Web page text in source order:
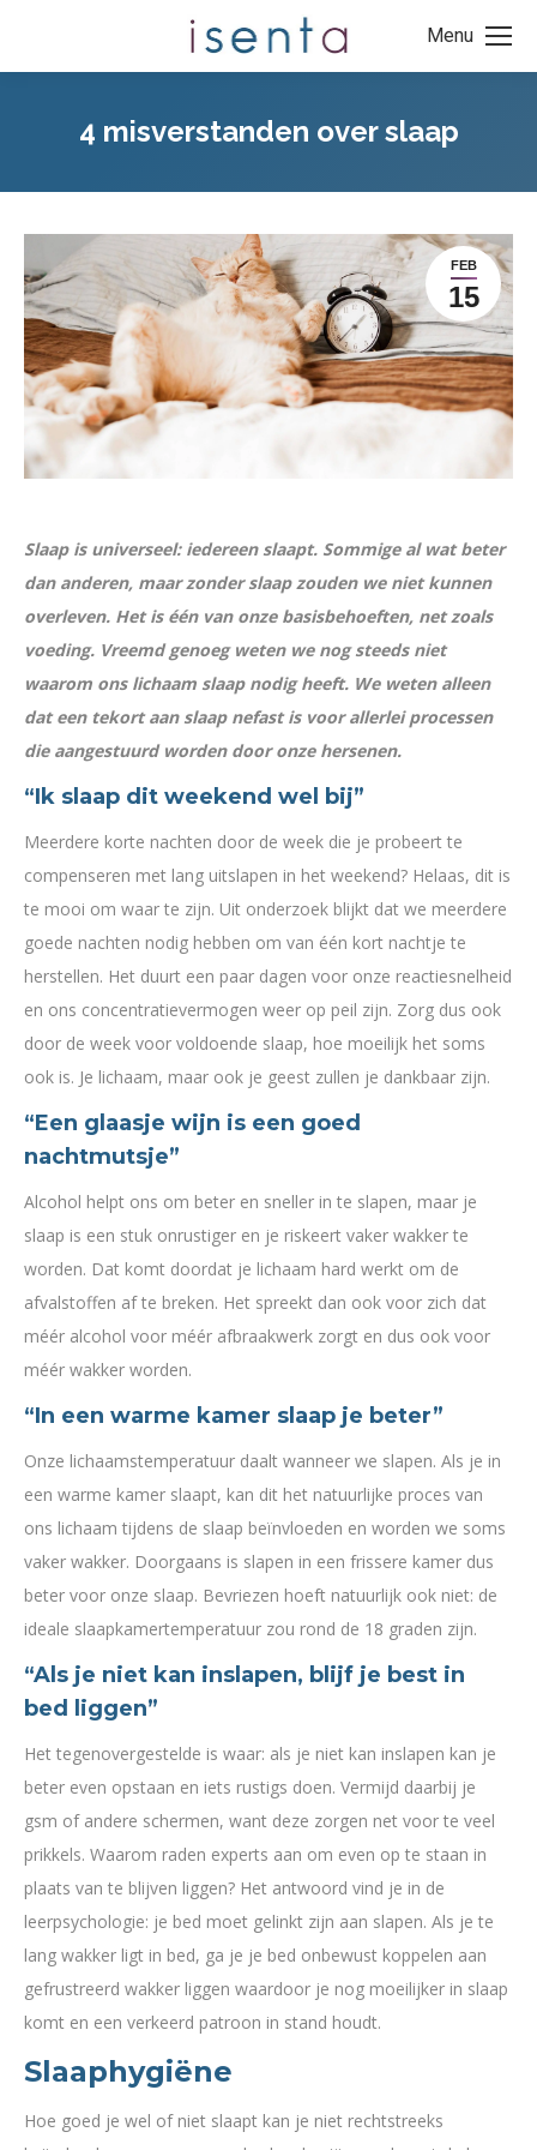
Menu
4 misverstanden over slaap
FEB
15
Slaap is universeel: iedereen slaapt. Sommige al wat beter
dan anderen, maar zonder slaap zouden we niet kunnen
overleven. Het is één van onze basisbehoeften, net zoals
voeding. Vreemd genoeg weten we nog steeds niet
waarom ons lichaam slaap nodig heeft. We weten alleen
dat een tekort aan slaap nefast is voor allerlei processen
die aangestuurd worden door onze hersenen.
“Ik slaap dit weekend wel bij”
Meerdere korte nachten door de week die je probeert te
compenseren met lang uitslapen in het weekend? Helaas, dit is
te mooi om waar te zijn. Uit onderzoek blijkt dat we meerdere
goede nachten nodig hebben om van één kort nachtje te
herstellen. Het duurt een paar dagen voor onze reactiesnelheid
en ons concentratievermogen weer op peil zijn. Zorg dus ook
door de week voor voldoende slaap, hoe moeilijk het soms
ook is. Je lichaam, maar ook je geest zullen je dankbaar zijn.
“Een glaasje wijn is een goed
nachtmutsje”
Alcohol helpt ons om beter en sneller in te slapen, maar je
slaap is een stuk onrustiger en je riskeert vaker wakker te
worden. Dat komt doordat je lichaam hard werkt om de
afvalstoffen af te breken. Het spreekt dan ook voor zich dat
méér alcohol voor méér afbraakwerk zorgt en dus ook voor
méér wakker worden.
“In een warme kamer slaap je beter”
Onze lichaamstemperatuur daalt wanneer we slapen. Als je in
een warme kamer slaapt, kan dit het natuurlijke proces van
ons lichaam tijdens de slaap beïnvloeden en worden we soms
vaker wakker. Doorgaans is slapen in een frissere kamer dus
beter voor onze slaap. Bevriezen hoeft natuurlijk ook niet: de
ideale slaapkamertemperatuur zou rond de 18 graden zijn.
“Als je niet kan inslapen, blijf je best in
bed liggen”
Het tegenovergestelde is waar: als je niet kan inslapen kan je
beter even opstaan en iets rustigs doen. Vermijd daarbij je
gsm of andere schermen, want deze zorgen net voor te veel
prikkels. Waarom raden experts aan om even op te staan in
plaats van te blijven liggen? Het antwoord vind je in de
leerpsychologie: je bed moet gelinkt zijn aan slapen. Als je te
lang wakker ligt in bed, ga je je bed onbewust koppelen aan
gefrustreerd wakker liggen waardoor je nog moeilijker in slaap
komt en een verkeerd patroon in stand houdt.
Slaaphygiëne
Hoe goed je wel of niet slaapt kan je niet rechtstreeks